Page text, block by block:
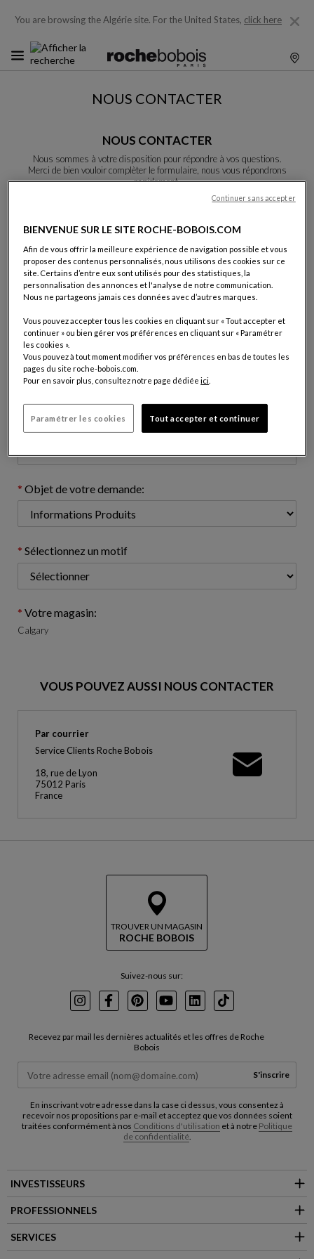
You are browsing the Algérie site. For the United States, click here
NOUS CONTACTER
NOUS CONTACTER
Nous sommes à votre disposition pour répondre à vos questions.
Merci de bien vouloir complèter le formulaire, nous vous répondrons
rapidement.
Sauf indication contraire, tous les champs sont obligatoires.
Prénom:
Adresse e-mail: (nom@domaine.com)
Objet de votre demande:
Sélectionnez un motif
Votre magasin:
Calgary
VOUS POUVEZ AUSSI NOUS CONTACTER
Par courrier
Service Clients Roche Bobois
18, rue de Lyon
75012 Paris
France
TROUVER UN MAGASIN
ROCHE BOBOIS
Suivez-nous sur:
InstagramFacebookPinterest
YoutubeLinkedInTikTok
Recevez par mail les dernières actualités et les offres de Roche
Bobois
S'inscrire
En inscrivant votre adresse dans la case ci dessus, vous consentez à
recevoir nos propositions par e-mail et acceptez que vos données soient
traitées conformément à nos Conditions d'utilisation et à notre Politique
de confidentialité.
INVESTISSEURS
PROFESSIONNELS
SERVICES
BIENVENUE SUR LE SITE ROCHE-BOBOIS.COM
Afin de vous offrir la meilleure expérience de navigation possible et vous
proposer des contenus personnalisés, nous utilisons des cookies sur ce
site. Certains d’entre eux sont utilisés pour des statistiques, la
personnalisation des annonces et l'analyse de notre communication.
Nous ne partageons jamais ces données avec d’autres marques.
Vous pouvez accepter tous les cookies en cliquant sur « Tout accepter et
continuer » ou bien gérer vos préférences en cliquant sur « Paramétrer
les cookies ».
Vous pouvez à tout moment modifier vos préférences en bas de toutes les
pages du site roche-bobois.com.
Pour en savoir plus, consultez notre page dédiéeici
Paramétrer les cookies Tout accepter et continuer
Continuer sans accepter